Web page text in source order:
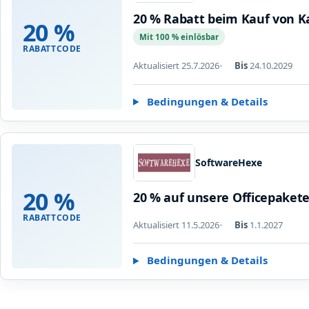
20 %
RABATTCODE
20 % Rabatt beim Kauf von
Mit 100 % einlösbar
Aktualisiert 25.7.2026 Bis24.10.2029
Bedingungen & Details
20 %
RABATTCODE
SoftwareHexe
20 % auf unsere Officepakete
Aktualisiert 11.5.2026 Bis 1.1.2027
Bedingungen & Details